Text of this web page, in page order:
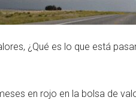
¿Qué es lo que está
en rojo en la bolsa de